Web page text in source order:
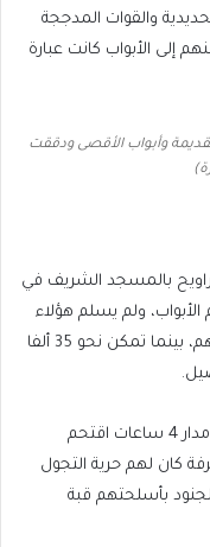
والقوات المدججة
إلى الأبواب كانت عبارة
وأبواب الأقصى ودققت
بالمسجد الشريف في
الأبواب، ولم يسلم هؤلاء
من الاعتداء عليهم ومحاولة تفريقهم وإبعادهم، بينما تمكن نحو 35 ألفا
وصباح اليوم الأول من الشهر الفضيل وعلى مدار 4 ساعات اقتحم
متطرفا ومتطرفة كان لهم حرية التجول
بأسلحتهم قبة